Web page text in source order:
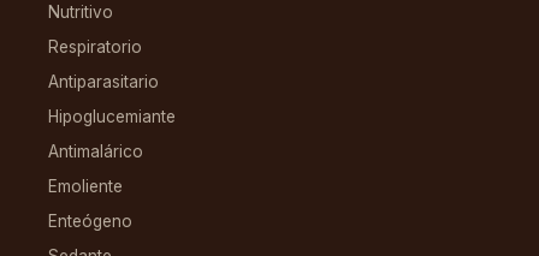
Nutritivo
Respiratorio
Antiparasitario
Hipoglucemiante
Antimalárico
Emoliente
Enteógeno